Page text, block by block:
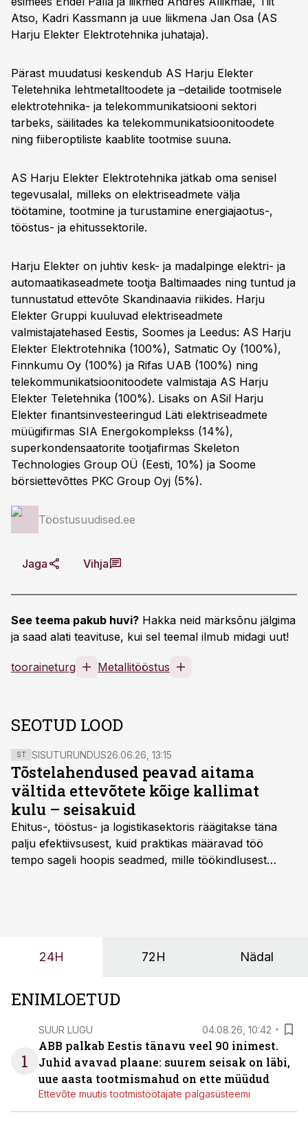
Atso, Kadri Kassmann ja uue liikmena Jan Osa (AS
Harju Elekter Elektrotehnika juhataja).
Pärast muudatusi keskendub AS Harju Elekter
Teletehnika lehtmetalltoodete ja –detailide tootmisele
elektrotehnika- ja telekommunikatsiooni sektori
tarbeks, säilitades ka telekommunikatsioonitoodete
ning fiiberoptiliste kaablite tootmise suuna.
AS Harju Elekter Elektrotehnika jätkab oma senisel
tegevusalal, milleks on elektriseadmete välja
töötamine, tootmine ja turustamine energiajaotus-,
tööstus- ja ehitussektorile.
Harju Elekter on juhtiv kesk- ja madalpinge elektri- ja
automaatikaseadmete tootja Baltimaades ning tuntud ja
tunnustatud ettevõte Skandinaavia riikides. Harju
Elekter Gruppi kuuluvad elektriseadmete
valmistajatehased Eestis, Soomes ja Leedus: AS Harju
Elekter Elektrotehnika (100%), Satmatic Oy (100%),
Finnkumu Oy (100%) ja Rifas UAB (100%) ning
telekommunikatsioonitoodete valmistaja AS Harju
Elekter Teletehnika (100%). Lisaks on ASil Harju
Elekter finantsinvesteeringud Läti elektriseadmete
müügifirmas SIA Energokomplekss (14%),
superkondensaatorite tootjafirmas Skeleton
Technologies Group OÜ (Eesti, 10%) ja Soome
börsiettevõttes PKC Group Oyj (5%).
Tööstusuudised.ee
Jaga Vihja
See teema pakub huvi? Hakka neid märksõnu jälgima
ja saad alati teavituse, kui sel teemal ilmub midagi uut!
tooraineturg Metallitööstus
SEOTUD LOOD
ST SISUTURUNDUS26.06.26, 13:15
Tõstelahendused peavad aitama
vältida ettevõtete kõige kallimat
kulu – seisakuid
Ehitus-, tööstus- ja logistikasektoris räägitakse täna
palju efektiivsusest, kuid praktikas määravad töö
tempo sageli hoopis seadmed, mille töökindlusest
24H 72H Nädal
ENIMLOETUD
1
SUUR LUGU 04.08.26, 10:42
ABB palkab Eestis tänavu veel 90 inimest.
Juhid avavad plaane: suurem seisak on läbi,
uue aasta tootmismahud on ette müüdud
Ettevõte muutis tootmistöötajate palgasüsteemi